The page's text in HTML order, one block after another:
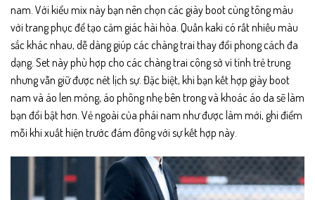
nam. Với kiểu mix này bạn nên chọn các giày boot cùng tông màu
với trang phục để tạo cảm giác hài hòa. Quần kaki có rất nhiều màu
sắc khác nhau, dễ dàng giúp các chàng trai thay đổi phong cách đa
dạng. Set này phù hợp cho các chàng trai công sở vì tính trẻ trung
nhưng vẫn giữ được nét lịch sự. Đặc biệt, khi bạn kết hợp giày boot
nam và áo len mỏng, áo phông nhẹ bên trong và khoác áo da sẽ làm
bạn đổi bật hơn. Vẻ ngoài của phái nam như được làm mới, ghi điểm
mỗi khi xuất hiện trước đám đông với sự kết hợp này.